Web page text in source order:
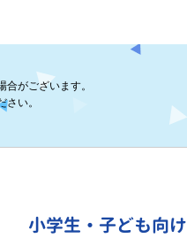
がございます。
い。
小学生・子ども向け